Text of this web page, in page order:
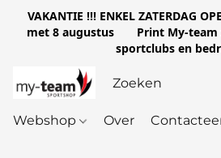
VAKANTIE !!! ENKEL ZATERDAG
met 8 augustus Print My-team
sportclubs en
Webshop Over